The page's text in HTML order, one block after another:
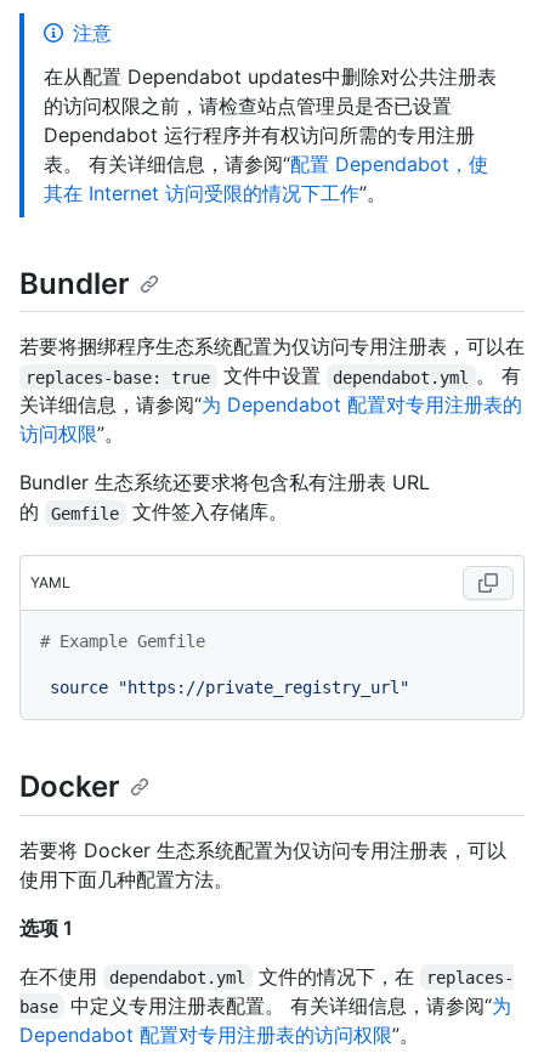
注意
在从配置 Dependabot updates中删除对公共注册表
的访问权限之前，请检查站点管理员是否已设置
Dependabot 运行程序并有权访问所需的专用注册
表。 有关详细信息，请参阅“配置 Dependabot，使
其在 Internet 访问受限的情况下工作”。
Bundler
若要将捆绑程序生态系统配置为仅访问专用注册表，可以在
replaces-base: true 文件中设置 dependabot.yml
。 有
关详细信息，请参阅“为 Dependabot 配置对专用注册表的
访问权限”。
Bundler 生态系统还要求将包含私有注册表 URL
的
Gemfile 文件签入存储库。
YAML
# Example Gemfile
source "https://private_registry_url"
Docker
若要将 Docker 生态系统配置为仅访问专用注册表，可以
使用下面几种配置方法。
选项 1
在不使用
dependabot.yml 文件的情况下，在
replaces-
base
中定义专用注册表配置。 有关详细信息，请参阅“为
Dependabot 配置对专用注册表的访问权限”。